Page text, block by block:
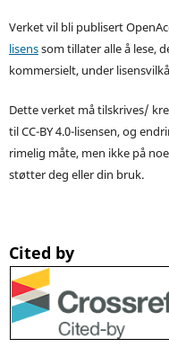
Verket vil bli publisert
lisenssom tillater alle å lese,
kommersielt, under
Dette verket må tilskrives/
til CC-BY 4.0-lisensen, og
rimelig måte, men ikke på
støtter deg eller din bruk.
Cited by